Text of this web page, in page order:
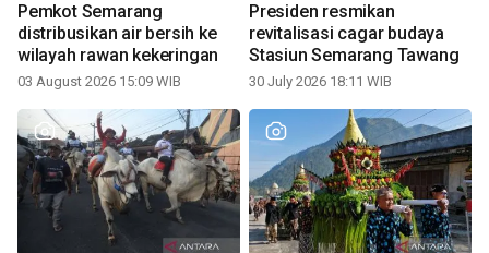
Pemkot Semarang
distribusikan air bersih ke
wilayah rawan kekeringan
03 August 2026 15:09 WIB
Presiden resmikan
revitalisasi cagar budaya
Stasiun Semarang Tawang
30 July 2026 18:11 WIB